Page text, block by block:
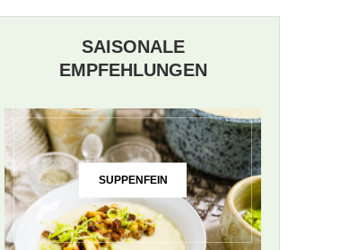
SAISONALE
EMPFEHLUNGEN
SUPPENFEIN